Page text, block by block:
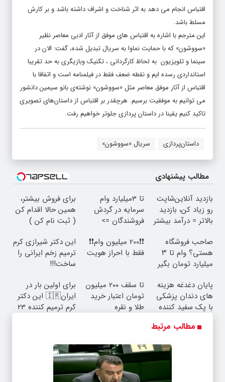
اقتباس انجام می دهد به اثر شناخت و اشراف داشته باشد و بر کارش
مسلط باشد.
این مترجم با اشاره به اقتباس های موفق از آثار ادبی معاصر نظیر
«سووشون» که با حمایت نماوا به سریال تبدیل شده، گفت: الان در
سینما و تلویزیون به لحاظ کارگردانی ، تکنیک وبازیگری به حد تقریبا
استانداردی رسده ایم و نقطه ضعف فقط در فیلمنامه است و اتفاقا با
اقتباس از آثار موفق معاصر مثل «سووشون» نوشته‌ی بانو سیمین دانشور
می توانیم به موفقیت برسیم. هرچقدر بر اقتباس از داستان‌های تصویری
تاکید کنیم یقینا در داستان پردازی جلوتر خواهیم رفت.
داستان‌پردازی سریال «سووشون»
مطالب پیشنهادی
بازدید آنلاین‌شاپت
رو زیاد کن، بازدید
بالاتر = درآمد بیشتر
تا 3میلیارد وام
سرمایه در گردش
فروشندگان =>
کن
برای فروش بیشتر،
همین حالا اقدام کن
( ثبت نام کن )
صاحب فروشگاه
هستی؟ وام تا ۳
میلیارد تومان بگیر
❗❗200 میلیون وام❗❗
فقط با احراز هویت
این دکتر شیرازی کرم
ترمیم زخم ایرانی را
ساخت!!!
پایان دغدغه هزینه
های دندان پزشکی
با پک سفید کننده
تا سقف 2۰۰ میلیون
تومان اعتبار خرید
طلا و نقره
برای اولین بار در
ایران🇮🇷 این دکتر
کرم ترمیم کننده 23
مطالب مرتبط